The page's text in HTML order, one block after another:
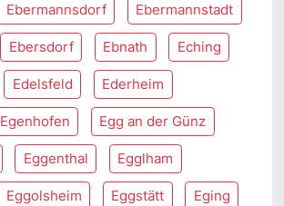
Ebermannsdorf Ebermannstadt
Ebersdorf Ebnath Eching
Edelsfeld Ederheim
Egenhofen Egg an der Günz
Eggenthal Egglham
Eggolsheim Eggstätt Eging